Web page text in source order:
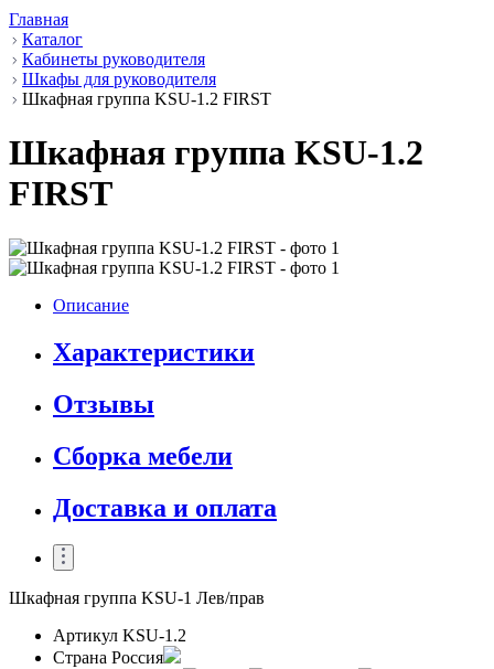
Главная
Каталог
Кабинеты руководителя
Шкафы для руководителя
Шкафная группа KSU-1.2 FIRST
Шкафная группа KSU-1.2
FIRST
Описание
Характеристики
Отзывы
Сборка мебели
Доставка и оплата
Шкафная группа KSU-1 Лев/прав
Артикул KSU-1.2
Страна Россия